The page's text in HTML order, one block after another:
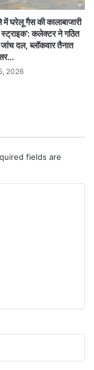
घरेलू गैस की कालाबाजारी
स्ट्राइक’: कलेक्टर ने गठित
दल, ब्लॉकवार तैनात
2026
fields are